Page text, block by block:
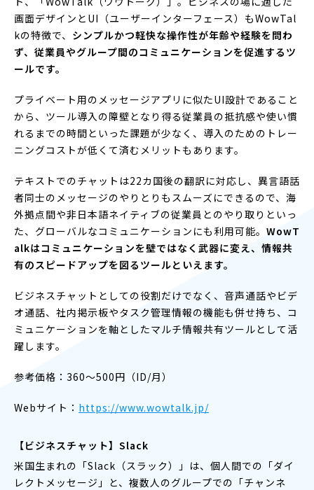
画面デザインとUI（ユーザーインターフェース）もWowTal
kの特徴で、 シンプルかつ軽快な操作性が年齢や経験を問わ
ず、従業員やグループ間のコミュニケーションを促進するツ
ールです。
プライベート用のメッセージアプリに似たUI設計であること
から、ツール導入の障壁となり得る従業員の抵抗感や使い慣
れるまでの時間といった課題が少なく、導入のためのトレー
ニングコストが低くて済むメリットもあります。
テキストでのチャットは22カ国後の翻訳に対応し、異言語話
者同士のメッセージのやりとりもスムーズにできるので、海
外拠点間や非日本語ネイティブの従業員とのやり取りといっ
た、グローバルなコミュニケーションにも利用可能。 WowT
alkはコミュニケーションを壁ではなく武器に変え、情報共
有のスピードアップを図るツールといえます。
ビジネスチャットとしての役割だけでなく、音声通話やビデ
オ通話、社内掲示板やタスク管理情報の機能も併せ持ち、コ
ミュニケーションを軸としたマルチ情報共有ツールとして活
躍します。
参考価格：360〜500円（ID/月）
Webサイト： https://www.wowtalk.jp/
【ビジネスチャット】Slack
米国生まれの「Slack（スラック）」は、個人間での「ダイ
レクトメッセージ」と、複数人のグループでの「チャンネ